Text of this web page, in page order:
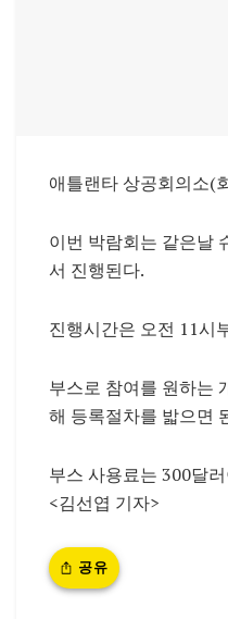
애틀랜타 상공회의소(
이번 박람회는 같은날
서 진행된다.
진행시간은 오전 11시
부스로 참여를 원하는
해 등록절차를 밟으면
부스 사용료는 300달
<김선엽 기자>
공유